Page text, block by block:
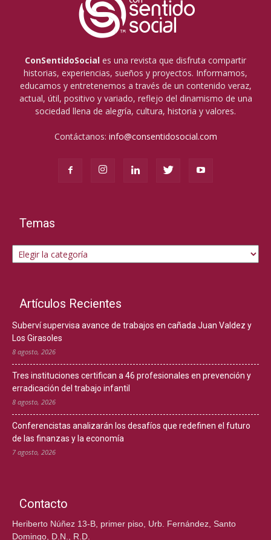
ConSentidoSocial es una revista que disfruta compartir
historias, experiencias, sueños y proyectos. Informamos,
educamos y entretenemos a través de un contenido veraz,
actual, útil, positivo y variado, reflejo del dinamismo de una
sociedad llena de alegría, cultura, historia y valores.
Contáctanos: info@consentidosocial.com
Temas
Temas
Artículos Recientes
Suberví supervisa avance de trabajos en cañada Juan Valdez y
Los Girasoles
8 agosto, 2026
Tres instituciones certifican a 46 profesionales en prevención y
erradicación del trabajo infantil
8 agosto, 2026
Conferencistas analizarán los desafíos que redefinen el futuro
de las finanzas y la economía
7 agosto, 2026
Contacto
Heriberto Núñez 13-B, primer piso, Urb. Fernández, Santo
Domingo, D.N., R.D.